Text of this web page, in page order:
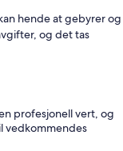
hende at gebyrer og
og det tas
profesjonell vert, og
vedkommendes